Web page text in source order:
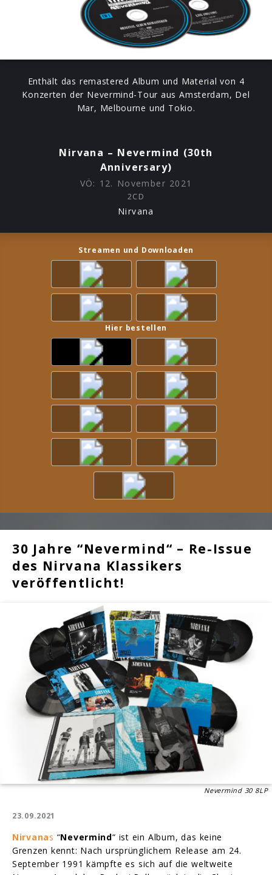
Enthält das remastered Album und Material von 4
Konzerten der Nevermind-Tour aus Amsterdam, Del
Mar, Melbourne und Tokio.
Nirvana – Nevermind (30th
Anniversary)
VÖ: 12. November 2021
2CD
Nirvana
Streamen und Downloaden
Hier bestellen
30 Jahre “Nevermind“ – Re-Issue
des Nirvana Klassikers
veröffentlicht!
Nevermind 30 8LP
23.09.2021
Nirvanas “Nevermind“ ist ein Album, das keine
Grenzen kennt: Nach ursprünglichem Release am 24.
September 1991 kämpfte es sich auf die weltweite